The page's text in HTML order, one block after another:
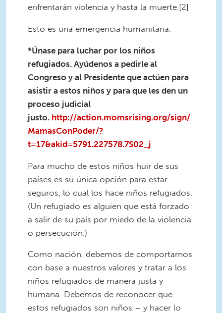
enfrentarán violencia y hasta la muerte.[2]
Esto es una emergencia humanitaria.
*Únase para luchar por los niños
refugiados. Ayúdenos a pedirle al
Congreso y al Presidente que actúen para
asistir a estos niños y para que les den un
proceso judicial
justo. http://action.momsrising.org/sign/
MamasConPoder/?
t=17&akid=5791.227578.7S02_j
Para mucho de estos niños huir de sus
países es su única opción para estar
seguros, lo cual los hace niños refugiados.
(Un refugiado es alguien que está forzado
a salir de su país por miedo de la violencia
o persecución.)
Como nación, debemos de comportarnos
con base a nuestros valores y tratar a los
niños refugiados de manera justa y
humana. Debemos de reconocer que
estos refugiados son niños – y hacer lo